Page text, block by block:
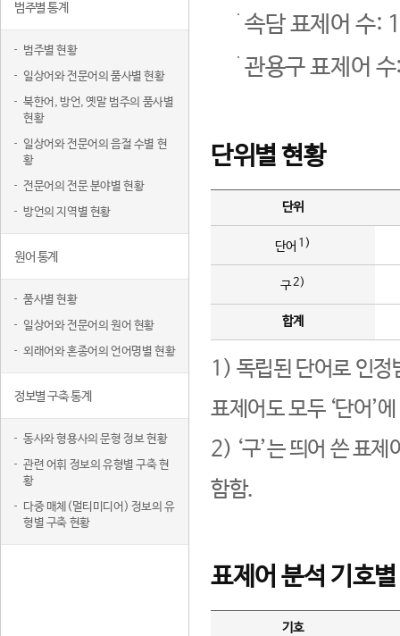
범주별 통계
범주별 현황
일상어와 전문어의 품사별 현황
북한어, 방언, 옛말 범주의 품사별
현황
일상어와 전문어의 음절 수별 현
황
전문어의 전문 분야별 현황
방언의 지역별 현황
원어 통계
품사별 현황
일상어와 전문어의 원어 현황
외래어와 혼종어의 언어명별 현황
정보별 구축 통계
동사와 형용사의 문형 정보 현황
관련 어휘 정보의 유형별 구축 현
황
다중 매체(멀티미디어) 정보의 유
형별 구축 현황
속담 표제어 수:
관용구 표제어
단위별 현황
단위
단어 1)
구2)
합계
1) 독립된 단어로 인정
표제어도 모두 ‘단어’
2) ‘구’는 띄어 쓴 표
함함.
표제어 분석 기호
기호